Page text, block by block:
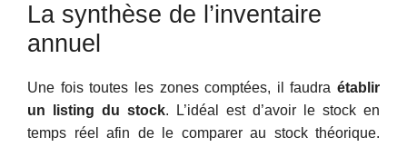
La synthèse de l’inventaire
annuel
Une fois toutes les zones comptées, il faudra établir
un listing du stock. L’idéal est d’avoir le stock en
temps réel afin de le comparer au stock théorique.